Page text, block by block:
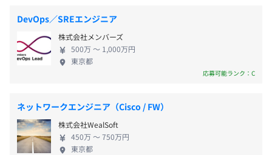
社会保険完備（関東ITソフトウェア健康保険組合加入）
無期雇用
お話ししてみませんか？
DevOps／SREエンジニア
株式会社メンバーズ
500万 〜 1,000万円
東京都
応募可能ランク：C
ネットワークエンジニア（Cisco / FW）
株式会社WealSoft
450万 〜 750万円
東京都